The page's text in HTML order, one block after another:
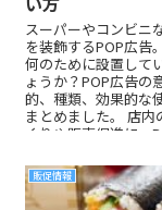
スーパーやコンビニ
を装飾するPOP広告
何のために設置して
ょうか？POP広告の
的、種類、効果的な
まとめました。 店内
くりや販売促進に、
します！
販促情報